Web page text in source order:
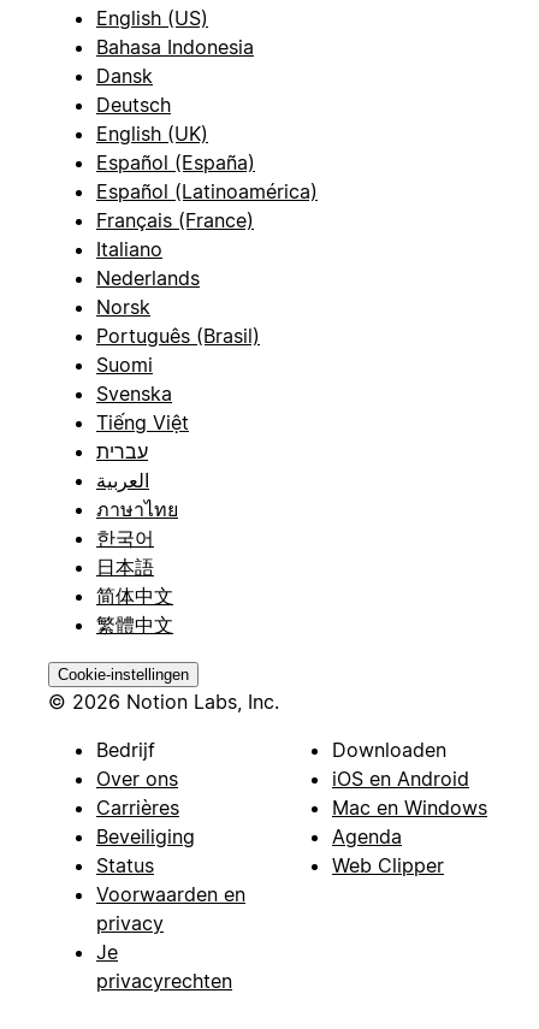
English (US)
Bahasa Indonesia
Dansk
Deutsch
English (UK)
Español (España)
Español (Latinoamérica)
Français (France)
Italiano
Nederlands
Norsk
Português (Brasil)
Suomi
Svenska
Tiếng Việt
עברית
العربية
ภาษาไทย
한국어
日本語
简体中文
繁體中文
Cookie-instellingen
© 2026 Notion Labs, Inc.
Bedrijf
Over ons
Carrières
Beveiliging
Status
Voorwaarden en
privacy
Je
privacyrechten
Downloaden
iOS en Android
Mac en Windows
Agenda
Web Clipper